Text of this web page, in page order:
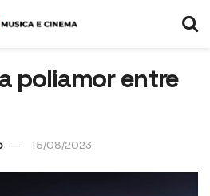
poliamor entre
15/08/2023